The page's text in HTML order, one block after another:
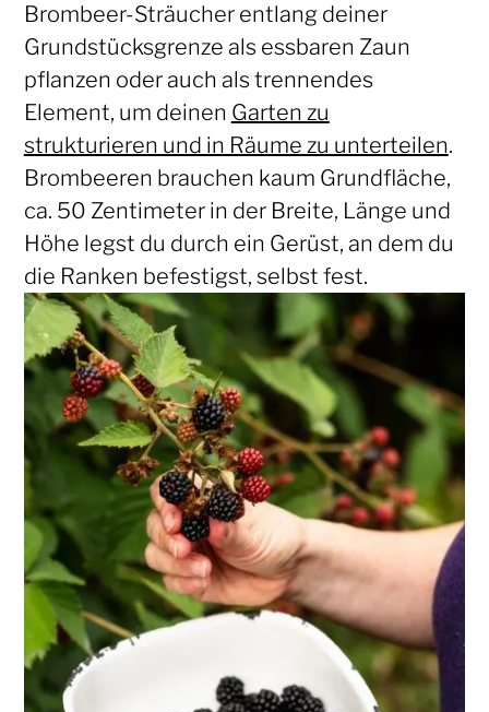
Brombeer-Sträucher entlang deiner
Grundstücksgrenze als essbaren Zaun
pflanzen oder auch als trennendes
Element, um deinen Garten zu
strukturieren und in Räume zu unterteilen.
Brombeeren brauchen kaum Grundfläche,
ca. 50 Zentimeter in der Breite, Länge und
Höhe legst du durch ein Gerüst, an dem du
die Ranken befestigst, selbst fest.